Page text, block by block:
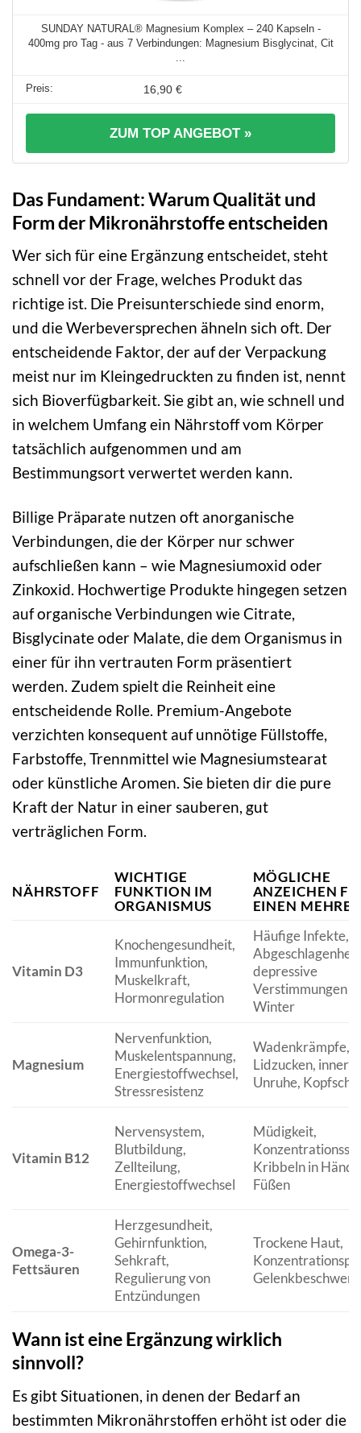
SUNDAY NATURAL® Magnesium Komplex – 240 Kapseln -
400mg pro Tag - aus 7 Verbindungen: Magnesium Bisglycinat, Cit
16,90 €
ZUM TOP ANGEBOT »
Das Fundament: Warum Qualität und
Form der Mikronährstoffe entscheiden
Wer sich für eine Ergänzung entscheidet, steht
schnell vor der Frage, welches Produkt das
richtige ist. Die Preisunterschiede sind enorm,
und die Werbeversprechen ähneln sich oft. Der
entscheidende Faktor, der auf der Verpackung
meist nur im Kleingedruckten zu finden ist, nennt
sich Bioverfügbarkeit. Sie gibt an, wie schnell und
in welchem Umfang ein Nährstoff vom Körper
tatsächlich aufgenommen und am
Bestimmungsort verwertet werden kann.
Billige Präparate nutzen oft anorganische
Verbindungen, die der Körper nur schwer
aufschließen kann – wie Magnesiumoxid oder
Zinkoxid. Hochwertige Produkte hingegen setzen
auf organische Verbindungen wie Citrate,
Bisglycinate oder Malate, die dem Organismus in
einer für ihn vertrauten Form präsentiert
werden. Zudem spielt die Reinheit eine
entscheidende Rolle. Premium-Angebote
verzichten konsequent auf unnötige Füllstoffe,
Farbstoffe, Trennmittel wie Magnesiumstearat
oder künstliche Aromen. Sie bieten dir die pure
Kraft der Natur in einer sauberen, gut
verträglichen Form.
NÄHRSTOFF
WICHTIGE
FUNKTION IM
ORGANISMUS
MÖGLICHE
ANZEICHEN
EINEN
Vitamin D3
Knochengesundheit,
Immunfunktion,
Muskelkraft,
Hormonregulation
Häufige Infekte,
depressive
Verstimmungen
Winter
Magnesium
Nervenfunktion,
Muskelentspannung,
Energiestoffwechsel,
Stressresistenz
Wadenkrämpfe,
Lidzucken, innere
Unruhe,
Vitamin B12
Nervensystem,
Blutbildung,
Zellteilung,
Energiestoffwechsel
Müdigkeit,
Kribbeln in
Füßen
Omega-3-
Fettsäuren
Herzgesundheit,
Gehirnfunktion,
Sehkraft,
Regulierung von
Entzündungen
Trockene Haut,
Wann ist eine Ergänzung wirklich
sinnvoll?
Es gibt Situationen, in denen der Bedarf an
bestimmten Mikronährstoffen erhöht ist oder die